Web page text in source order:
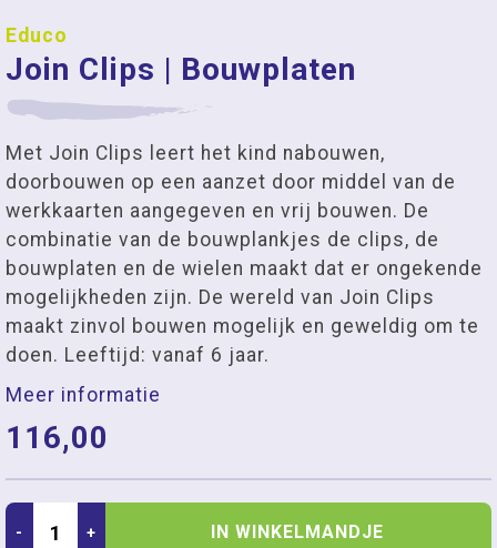
Educo
Join Clips | Bouwplaten
Met Join Clips leert het kind nabouwen,
doorbouwen op een aanzet door middel van de
werkkaarten aangegeven en vrij bouwen. De
combinatie van de bouwplankjes de clips, de
bouwplaten en de wielen maakt dat er ongekende
mogelijkheden zijn. De wereld van Join Clips
maakt zinvol bouwen mogelijk en geweldig om te
doen. Leeftijd: vanaf 6 jaar.
Meer informatie
116,00
- + IN WINKELMANDJE